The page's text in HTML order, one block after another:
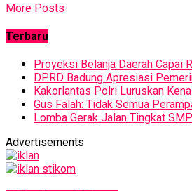
More Posts
Terbaru
Proyeksi Belanja Daerah Capai
DPRD Badung Apresiasi
Kakorlantas Polri Luruskan
Gus Falah: Tidak Semua
Lomba Gerak Jalan Tingkat
Advertisements